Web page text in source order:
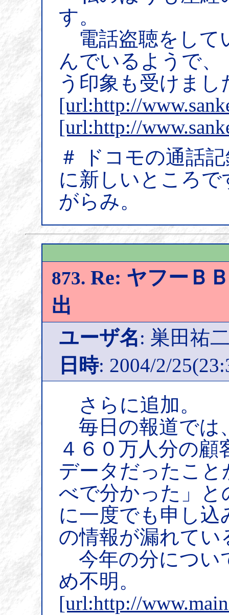
す。
電話盗聴をして
んでいるようで
う印象も受けまし
[url:http://
[url:http://
＃ ドコモの通話
に新しいところ
がらみ。
873. Re: ヤフーＢ
出
ユーザ名: 巣田祐
日時: 2004/2/
さらに追加。
毎日の報道では
４６０万人分の
データだったこと
べで分かった」と
に一度でも申し
の情報が漏れてい
今年の分につい
め不明。
[url:http://